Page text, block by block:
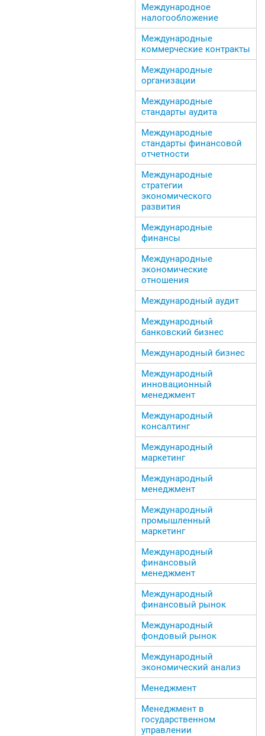
Международное
налогообложение
Международные
коммерческие контракты
Международные
организации
Международные
стандарты аудита
Международные
стандарты финансовой
отчетности
Международные
стратегии
экономического
развития
Международные
финансы
Международные
экономические
отношения
Международный аудит
Международный
банковский бизнес
Международный бизнес
Международный
инновационный
менеджмент
Международный
консалтинг
Международный
маркетинг
Международный
менеджмент
Международный
промышленный
маркетинг
Международный
финансовый
менеджмент
Международный
финансовый рынок
Международный
фондовый рынок
Международный
экономический анализ
Менеджмент
Менеджмент в
государственном
управлении